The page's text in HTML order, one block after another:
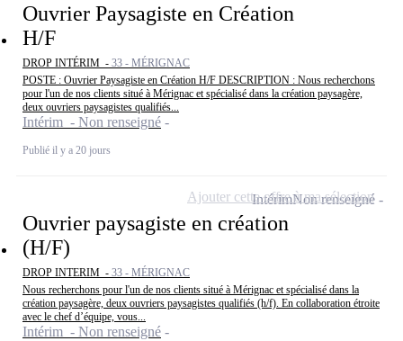
Ouvrier Paysagiste en Création
H/F
DROP INTÉRIM - 33 - MÉRIGNAC
POSTE : Ouvrier Paysagiste en Création H/F DESCRIPTION : Nous recherchons
pour l'un de nos clients situé à Mérignac et spécialisé dans la création paysagère,
deux ouvriers paysagistes qualifiés...
Intérim - Non renseigné
Publié il y a 20 jours
Ouvrier paysagiste en création
(H/F)
DROP INTERIM - 33 - MÉRIGNAC
Nous recherchons pour l'un de nos clients situé à Mérignac et spécialisé dans la
création paysagère, deux ouvriers paysagistes qualifiés (h/f). En collaboration étroite
avec le chef d’équipe, vous...
Intérim - Non renseigné
IntérimNon renseigné
Ajouter cette offre à ma sélection